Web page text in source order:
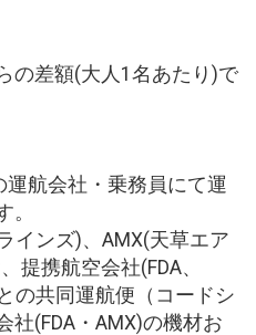
の差額(大人1名あたり)で
運航会社・乗務員にて運
。
インズ)、AMX(天草エア
提携航空会社(FDA、
の共同運航便（コードシ
社(FDA・AMX)の機材お